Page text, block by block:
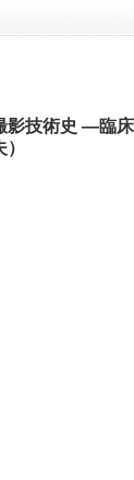
技術史 —臨床